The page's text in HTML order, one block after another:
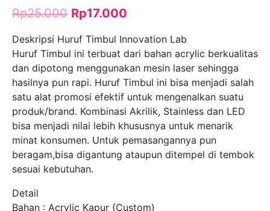
Rp25.000 Rp17.000
Deskripsi Huruf Timbul Innovation Lab
Huruf Timbul ini terbuat dari bahan acrylic berkualitas
dan dipotong menggunakan mesin laser sehingga
hasilnya pun rapi. Huruf Timbul ini bisa menjadi salah
satu alat promosi efektif untuk mengenalkan suatu
produk/brand. Kombinasi Akrilik, Stainless dan LED
bisa menjadi nilai lebih khususnya untuk menarik
minat konsumen. Untuk pemasangannya pun
beragam,bisa digantung ataupun ditempel di tembok
sesuai kebutuhan.
Detail
Bahan : Acrylic Kapur (Custom)